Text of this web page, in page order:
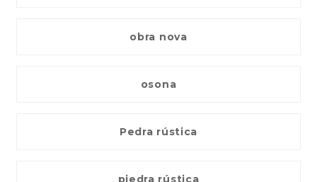
obra nova
osona
Pedra rústica
piedra rústica